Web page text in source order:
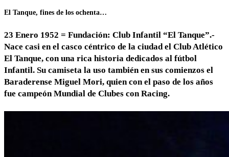
El Tanque, fines de los ochenta…
23 Enero 1952 = Fundación: Club Infantil “El Tanque”.-
Nace casi en el casco céntrico de la ciudad el Club Atlético
El Tanque, con una rica historia dedicados al fútbol
Infantil. Su camiseta la uso también en sus comienzos el
Baraderense Miguel Mori, quien con el paso de los años
fue campeón Mundial de Clubes con Racing.